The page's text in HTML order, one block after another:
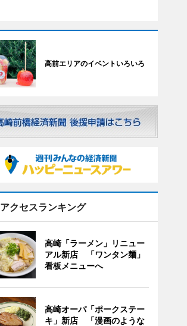
高前エリアのイベントいろいろ
アクセスランキング
高崎「ラーメン」リニュー
アル新店 「ワンタン麺」
看板メニューへ
高崎オーパ「ポークステー
キ」新店 「漫画のような